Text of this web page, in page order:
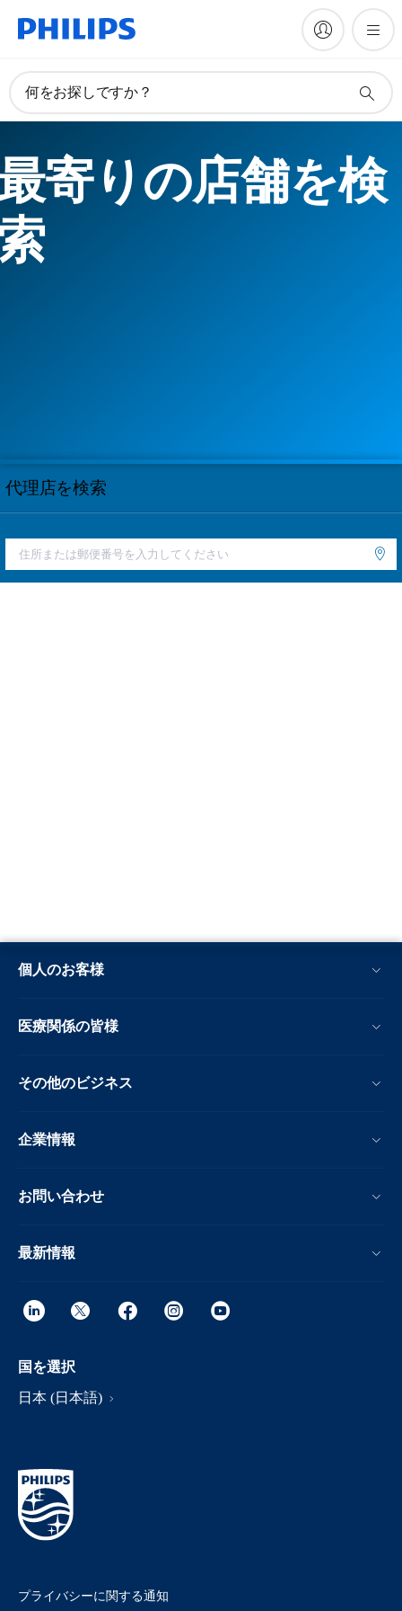
何をお探しですか？
寄りの店舗を検
代理店を検索
個人のお客様
医療関係の皆様
その他のビジネス
企業情報
お問い合わせ
最新情報
国を選択
日本 (日本語)
プライバシーに関する通知